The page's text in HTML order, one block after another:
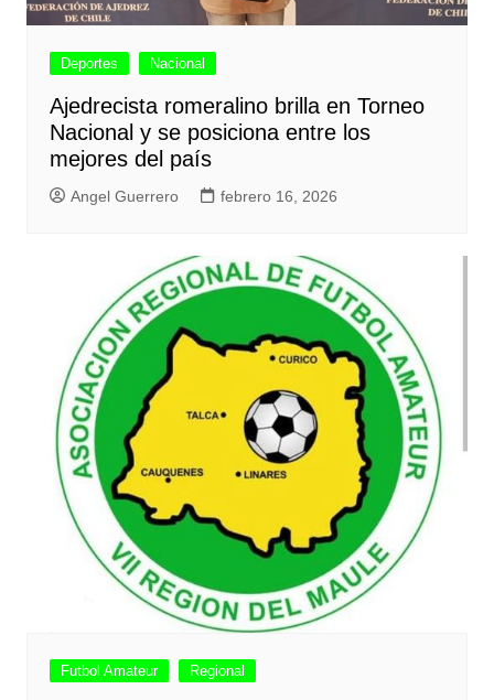
Deportes Nacional
Ajedrecista romeralino brilla en Torneo
Nacional y se posiciona entre los
mejores del país
Angel Guerrero febrero 16, 2026
Futbol Amateur Regional